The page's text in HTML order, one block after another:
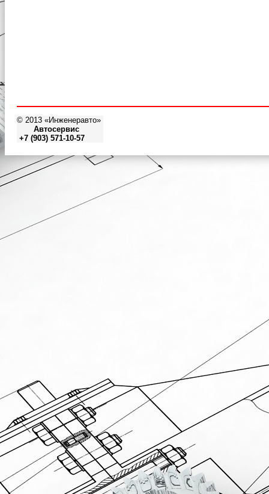
© 2013 «Инженеравто»
Автосервис
+7 (903) 571-10-57